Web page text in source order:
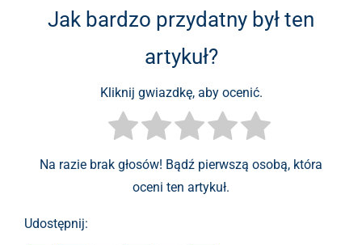
Jak bardzo przydatny był ten
artykuł?
Kliknij gwiazdkę, aby ocenić.
Na razie brak głosów! Bądź pierwszą osobą, która
oceni ten artykuł.
Udostępnij: